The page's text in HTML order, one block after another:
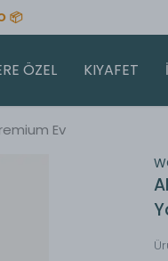
☆
ÖZEL KIYAFET
Ev